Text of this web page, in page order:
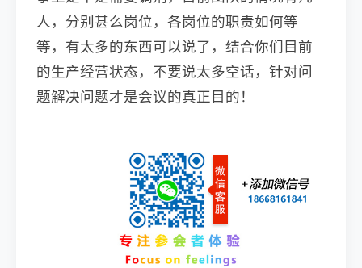
人，分别甚么岗位，各岗位的职责如何等
等，有太多的东西可以说了，结合你们目前
的生产经营状态，不要说太多空话，针对问
题解决问题才是会议的真正目的！